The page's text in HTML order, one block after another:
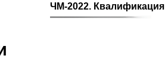
ЧМ-2022. Квалификация